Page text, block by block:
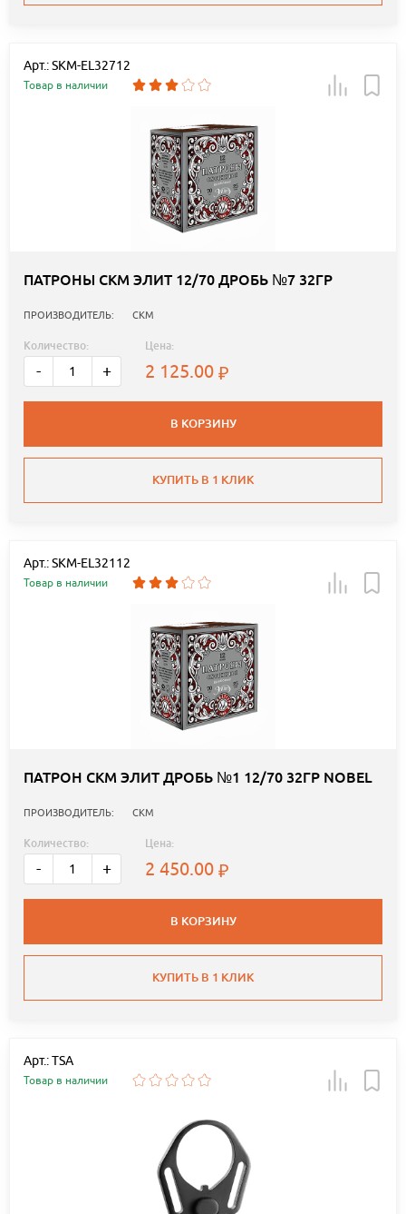
Арт.: SKM-EL32712
Товар в наличии
ПАТРОНЫ СКМ ЭЛИТ 12/70 ДРОБЬ №7 32ГР
ПРОИЗВОДИТЕЛЬ: СКМ
Количество:
- +
Цена:
2 125.00
В КОРЗИНУ
КУПИТЬ В 1 КЛИК
Арт.: SKM-EL32112
Товар в наличии
ПАТРОН СКМ ЭЛИТ ДРОБЬ №1 12/70 32ГР NOBEL
ПРОИЗВОДИТЕЛЬ: СКМ
Количество:
- +
Цена:
2 450.00
В КОРЗИНУ
КУПИТЬ В 1 КЛИК
Арт.: TSA
Товар в наличии